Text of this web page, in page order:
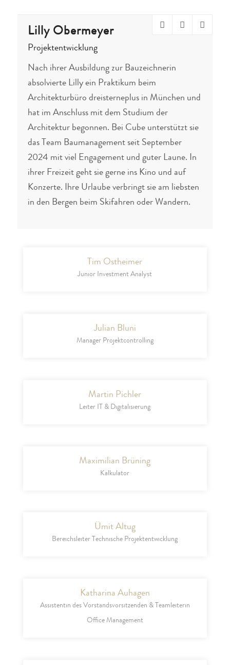
Lilly Obermeyer
Projektentwicklung
Nach ihrer Ausbildung zur Bauzeichnerin
absolvierte Lilly ein Praktikum beim
Architekturbüro dreisterneplus in München und
hat im Anschluss mit dem Studium der
Architektur begonnen. Bei Cube unterstützt sie
das Team Baumanagement seit September
2024 mit viel Engagement und guter Laune. In
ihrer Freizeit geht sie gerne ins Kino und auf
Konzerte. Ihre Urlaube verbringt sie am liebsten
in den Bergen beim Skifahren oder Wandern.
Tim Ostheimer
Junior Investment Analyst
Julian Bluni
Manager Projektcontrolling
Martin Pichler
Leiter IT & Digitalisierung
Maximilian Brüning
Kalkulator
Ümit Altug
Bereichsleiter Technische Projektentwicklung
Katharina Auhagen
Assistentin des Vorstandsvorsitzenden & Teamleiterin
Office Management